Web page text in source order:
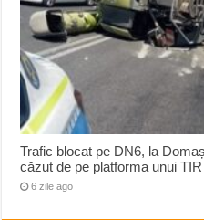
Trafic blocat pe DN6, la
căzut de pe platforma unui
6 zile ago